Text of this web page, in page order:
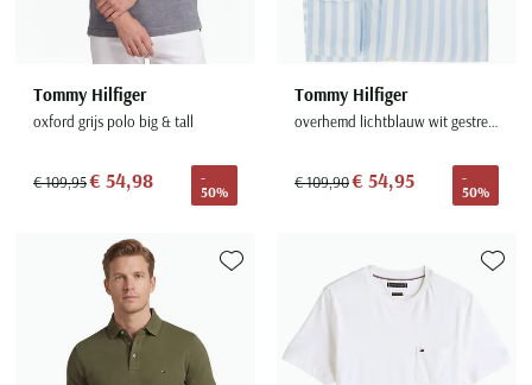
Tommy Hilfiger
oxford grijs polo big & tall
€ 109,95€ 54,98
-
50%
Tommy Hilfiger
overhemd lichtblauw wit gestreept normale fit
€ 109,90€ 54,95
-
50%
Toevoegen aan favorieten